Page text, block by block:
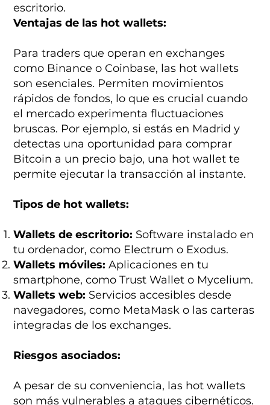
escritorio.
Ventajas de las hot wallets:
Para traders que operan en exchanges
como Binance o Coinbase, las hot wallets
son esenciales. Permiten movimientos
rápidos de fondos, lo que es crucial cuando
el mercado experimenta fluctuaciones
bruscas. Por ejemplo, si estás en Madrid y
detectas una oportunidad para comprar
Bitcoin a un precio bajo, una hot wallet te
permite ejecutar la transacción al instante.
Tipos de hot wallets:
Wallets de escritorio: Software instalado en
tu ordenador, como Electrum o Exodus.
Wallets móviles: Aplicaciones en tu
smartphone, como Trust Wallet o Mycelium.
Wallets web: Servicios accesibles desde
navegadores, como MetaMask o las carteras
integradas de los exchanges.
Riesgos asociados:
A pesar de su conveniencia, las hot wallets
son más vulnerables a ataques cibernéticos.